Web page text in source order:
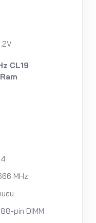
CL19
MHz
pin DIMM